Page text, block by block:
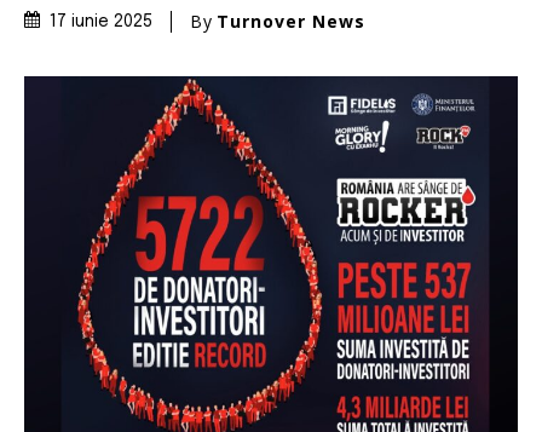
17 iunie 2025 By Turnover News